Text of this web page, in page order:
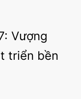
Vượng
triển bền